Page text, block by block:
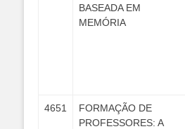
BASEADA EM
MEMÓRIA
4651
FORMAÇÃO DE
PROFESSORES: A